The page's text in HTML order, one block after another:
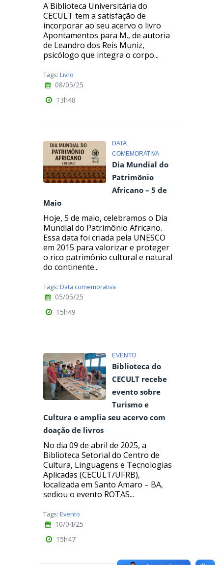
A Biblioteca Universitária do
CECULT tem a satisfação de
incorporar ao seu acervo o livro
Apontamentos para M., de autoria
de Leandro dos Reis Muniz,
psicólogo que integra o corpo...
Tags: Livro
08/05/25
13h48
DATA
COMEMORATIVA
Dia Mundial do
Patrimônio
Africano – 5 de
Maio
Hoje, 5 de maio, celebramos o Dia
Mundial do Patrimônio Africano.
Essa data foi criada pela UNESCO
em 2015 para valorizar e proteger
o rico patrimônio cultural e natural
do continente...
Tags: Data comemorativa
05/05/25
15h49
EVENTO
Biblioteca do
CECULT recebe
evento sobre
Turismo e
Cultura e amplia seu acervo com
doação de livros
No dia 09 de abril de 2025, a
Biblioteca Setorial do Centro de
Cultura, Linguagens e Tecnologias
Aplicadas (CECULT/UFRB),
localizada em Santo Amaro – BA,
sediou o evento ROTAS...
Tags: Evento
10/04/25
15h47